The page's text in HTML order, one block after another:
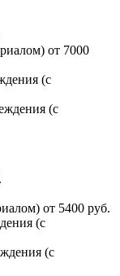
от 7000
(с
(с
от 5400 руб.
(с
(с